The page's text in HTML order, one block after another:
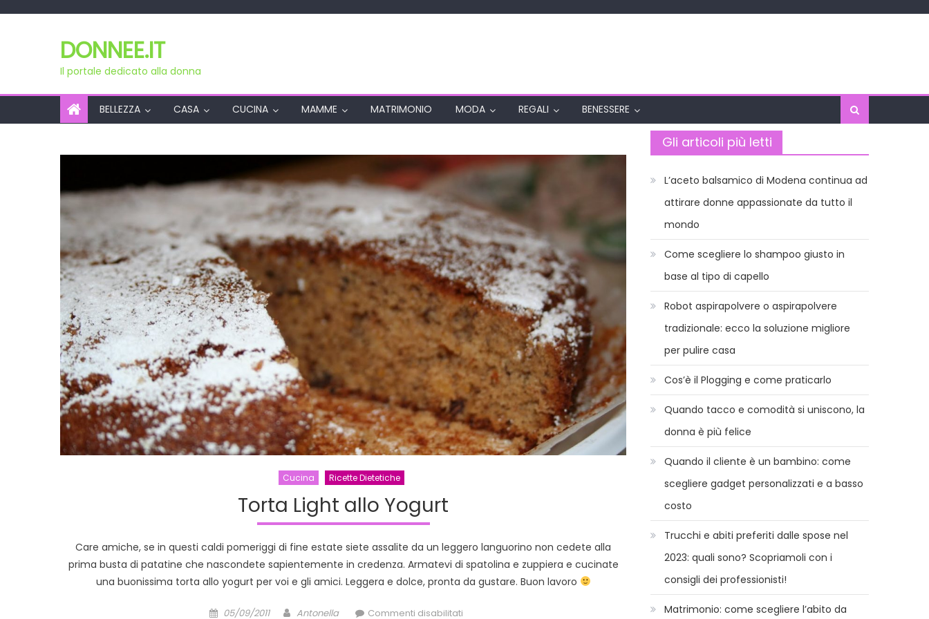
DONNEE.IT
Il portale dedicato alla donna
BELLEZZA CASA CUCINA MAMME MATRIMONIO MODA REGALI BENESSERE
Cucina Ricette Dietetiche
Torta Light allo Yogurt
Care amiche, se in questi caldi pomeriggi di fine estate siete assalite da un leggero languorino non cedete alla
prima busta di patatine che nascondete sapientemente in credenza. Armatevi di spatolina e zuppiera e cucinate
una buonissima torta allo yogurt per voi e gli amici. Leggera e dolce, pronta da gustare. Buon lavoro
Posted
05/09/2011 Author
Antonella Commenti disabilitati
Gli articoli più letti
L’aceto balsamico di Modena continua ad
attirare donne appassionate da tutto il
mondo
Come scegliere lo shampoo giusto in
base al tipo di capello
Robot aspirapolvere o aspirapolvere
tradizionale: ecco la soluzione migliore
per pulire casa
Cos’è il Plogging e come praticarlo
Quando tacco e comodità si uniscono, la
donna è più felice
Quando il cliente è un bambino: come
scegliere gadget personalizzati e a basso
costo
Trucchi e abiti preferiti dalle spose nel
2023: quali sono? Scopriamoli con i
consigli dei professionisti!
Matrimonio: come scegliere l’abito da